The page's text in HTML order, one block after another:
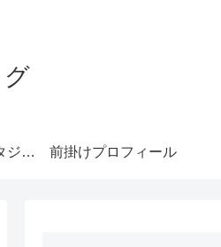
みやもとダンススタジオ札幌 前掛けプロフィール